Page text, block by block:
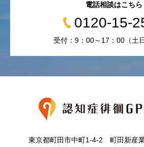
電話相談はこちら
0120-15-
受付：9：00～17：00（土
東京都町田市中町1-4-2 町田新産